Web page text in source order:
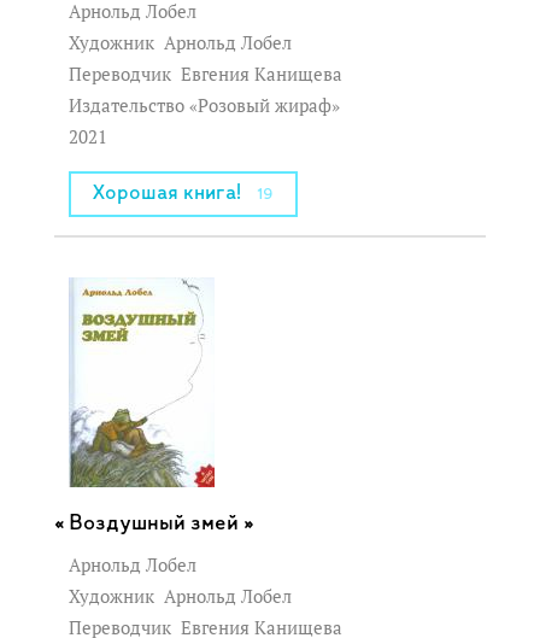
Арнольд Лобел
Художник Арнольд Лобел
Переводчик Евгения Канищева
Издательство «Розовый жираф»
2021
Хорошая книга! 19
Воздушный змей »
Арнольд Лобел
Художник Арнольд Лобел
Переводчик Евгения Канищева